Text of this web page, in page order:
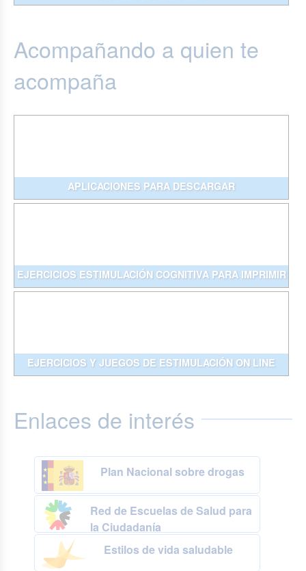
Acompañando a quien te
acompaña
APLICACIONES PARA DESCARGAR
EJERCICIOS ESTIMULACIÓN COGNITIVA PARA IMPRIMIR
EJERCICIOS Y JUEGOS DE ESTIMULACIÓN ON LINE
Enlaces de interés
Plan Nacional sobre drogas
Red de Escuelas de Salud para
la Ciudadanía
Estilos de vida saludable